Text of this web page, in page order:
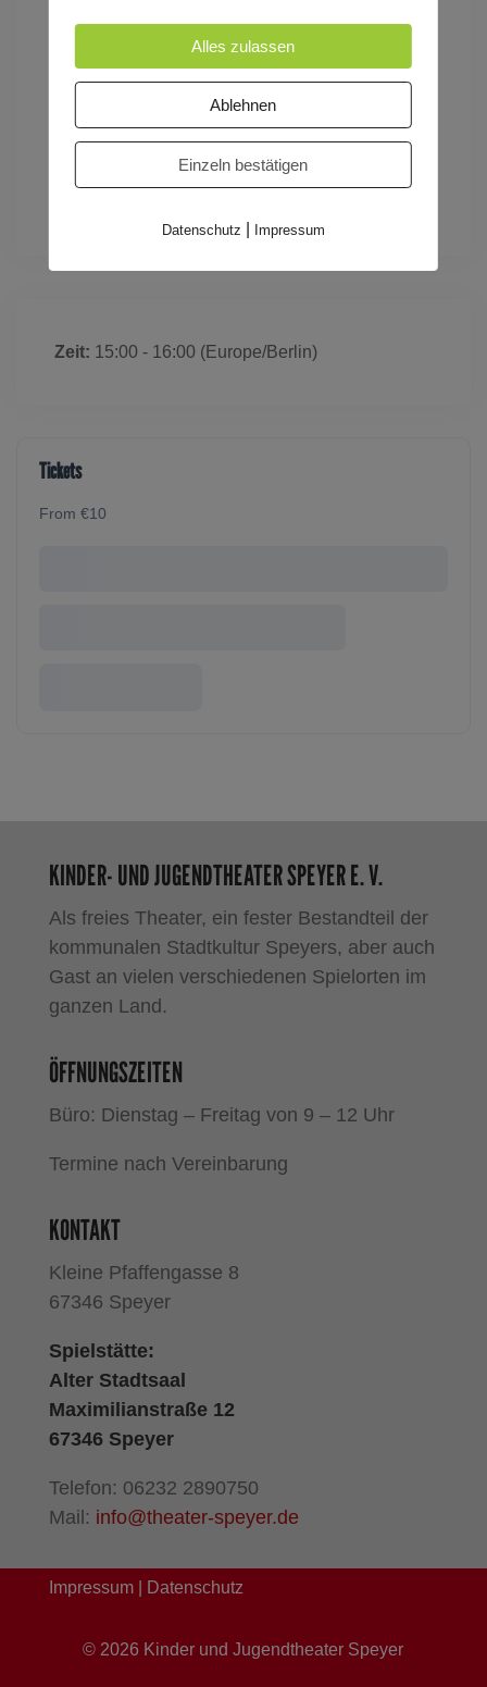
eine Geschichte über Freundschaft und den Mut,
Tags
FAMILIENVORSTELLUNG KIDS & TEENS
Zeit: 15:00 - 16:00 (Europe/Berlin)
Tickets
From €10
KINDER- UND JUGENDTHEATER SPEYER E. V.
Als freies Theater, ein fester Bestandteil der
kommunalen Stadtkultur Speyers, aber auch
Gast an vielen verschiedenen Spielorten im
ganzen Land.
ÖFFNUNGSZEITEN
Büro: Dienstag – Freitag von 9 – 12 Uhr
Termine nach Vereinbarung
KONTAKT
Kleine Pfaffengasse 8
67346 Speyer
Spielstätte:
Alter Stadtsaal
Maximilianstraße 12
67346 Speyer
Telefon: 06232 2890750
Mail: info@theater-speyer.de
Impressum| Datenschutz
© 2026 Kinder und Jugendtheater Speyer
Alles zulassen
Ablehnen
Einzeln bestätigen
Datenschutz Impressum